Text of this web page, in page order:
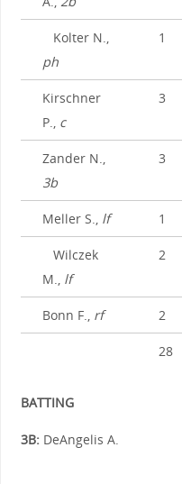
Kolter N.,
ph
1
Kirschner
P., c
3
Zander N.,
3b
3
Meller S., lf 1
Wilczek
M., lf
2
Bonn F., rf 2
28
BATTING
3B:DeAngelis A.